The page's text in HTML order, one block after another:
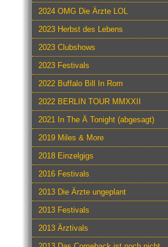
2024 OMG Die Ärzte LOL
2023 Herbst des Lebens
2023 Clubshows
2023 Festivals
2022 Buffalo Bill In Rom
2022 BERLIN TOUR MMXXII
2021 In The Ä Tonight (abgesagt)
2019 Miles & More
2018 Einzelgigs
2016 Festivals
2013 Die Ärzte ungeplant
2013 Festivals
2013 Ärztivals